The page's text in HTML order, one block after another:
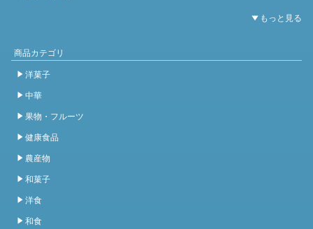
商品カテゴリ
洋菓子
中華
果物・フルーツ
健康食品
農産物
和菓子
洋食
和食